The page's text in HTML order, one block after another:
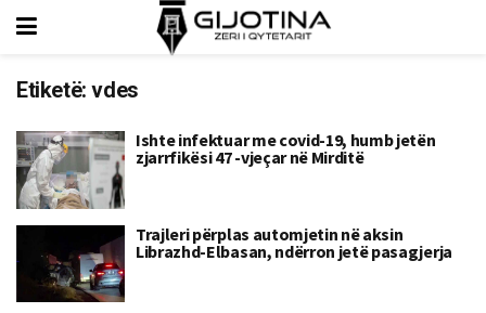
Etiketë:vdes
Ishte infektuar me covid-19, humb jetën
zjarrfikësi 47 -vjeçar në Mirditë
Trajleri përplas automjetin në aksin
Librazhd-Elbasan, ndërron jetë pasagjerja